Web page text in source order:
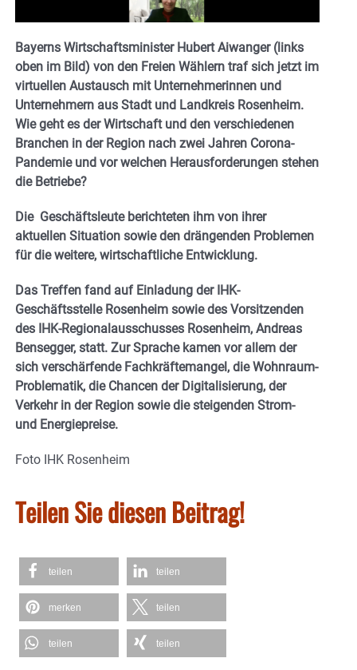
Bayerns Wirtschaftsminister Hubert Aiwanger (links
oben im Bild) von den Freien Wählern traf sich jetzt im
virtuellen Austausch mit Unternehmerinnen und
Unternehmern aus Stadt und Landkreis Rosenheim.
Wie geht es der Wirtschaft und den verschiedenen
Branchen in der Region nach zwei Jahren Corona-
Pandemie und vor welchen Herausforderungen stehen
die Betriebe?
Die Geschäftsleute berichteten ihm von ihrer
aktuellen Situation sowie den drängenden Problemen
für die weitere, wirtschaftliche Entwicklung.
Das Treffen fand auf Einladung der IHK-
Geschäftsstelle Rosenheim sowie des Vorsitzenden
des IHK-Regionalausschusses Rosenheim, Andreas
Bensegger, statt. Zur Sprache kamen vor allem der
sich verschärfende Fachkräftemangel, die Wohnraum-
Problematik, die Chancen der Digitalisierung, der
Verkehr in der Region sowie die steigenden Strom-
und Energiepreise.
Foto IHK Rosenheim
Teilen Sie diesen Beitrag!
teilen teilen
merken teilen
teilen teilen